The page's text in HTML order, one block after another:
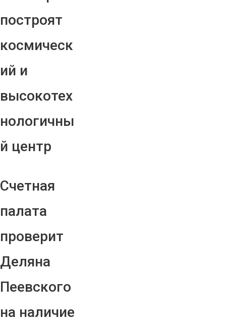
построят
космическ
ий и
высокотех
нологичны
й центр
Счетная
палата
проверит
Деляна
Пеевского
на наличие